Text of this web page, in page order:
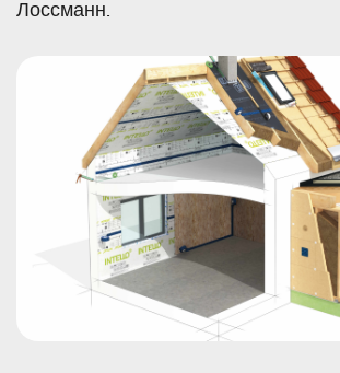
Auru- ja õhutõke
Erilahendused
Kipskiudplaat
Лоссманн.